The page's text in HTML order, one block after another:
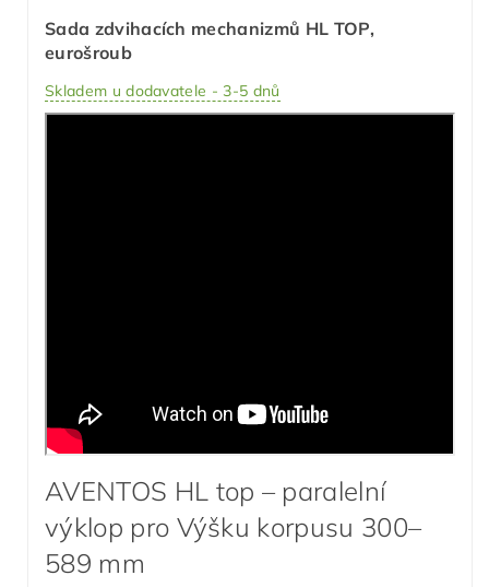
Sada zdvihacích mechanizmů HL TOP,
eurošroub
Skladem u dodavatele - 3-5 dnů
AVENTOS HL top – paralelní
výklop pro Výšku korpusu 300–
589 mm